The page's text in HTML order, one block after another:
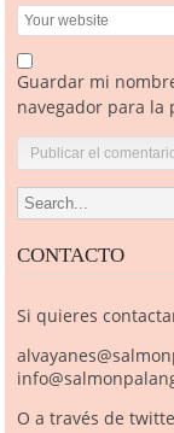
Guardar mi
navegador para la
Search for:
CONTACTO
Si quieres
O a través de